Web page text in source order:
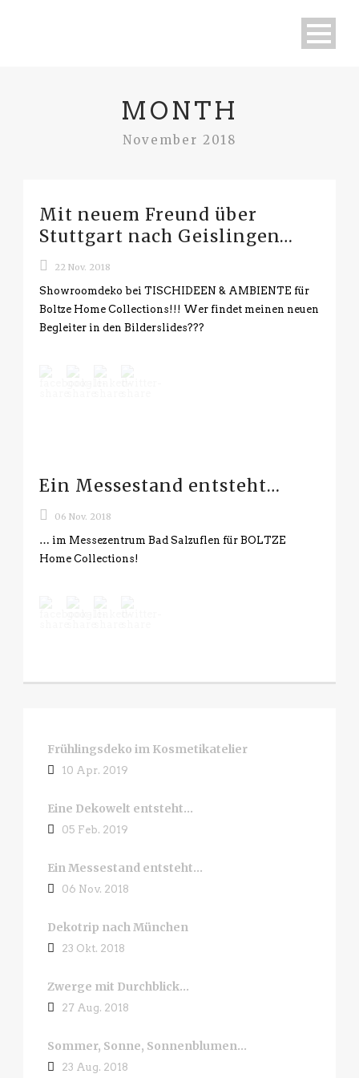
MONTH
November 2018
Mit neuem Freund über
Stuttgart nach Geislingen…
22 Nov. 2018
Showroomdeko bei TISCHIDEEN & AMBIENTE für
Boltze Home Collections!!! Wer findet meinen neuen
Begleiter in den Bilderslides???
Ein Messestand entsteht…
06 Nov. 2018
… im Messezentrum Bad Salzuflen für BOLTZE
Home Collections!
Frühlingsdeko im Kosmetikatelier
10 Apr. 2019
Eine Dekowelt entsteht…
05 Feb. 2019
Ein Messestand entsteht…
06 Nov. 2018
Dekotrip nach München
23 Okt. 2018
Zwerge mit Durchblick…
27 Aug. 2018
Sommer, Sonne, Sonnenblumen…
23 Aug. 2018